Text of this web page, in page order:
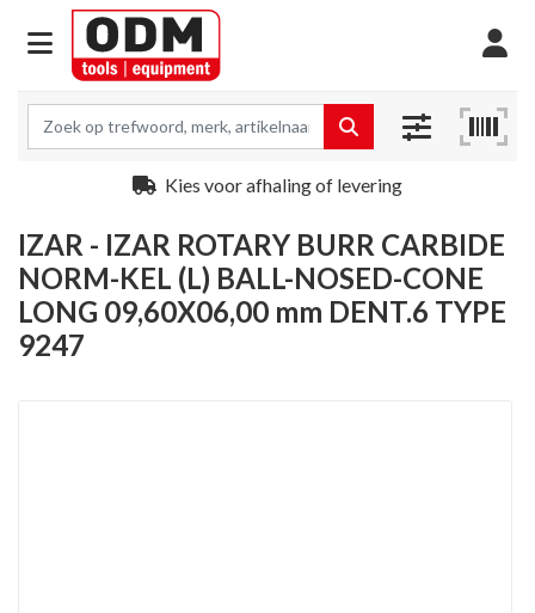
Kies voor afhaling of levering
IZAR - IZAR ROTARY BURR CARBIDE
NORM-KEL (L) BALL-NOSED-CONE
LONG 09,60X06,00 mm DENT.6 TYPE
9247